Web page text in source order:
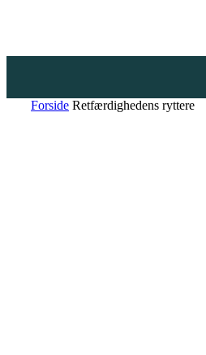
Forside Retfærdighedens ryttere